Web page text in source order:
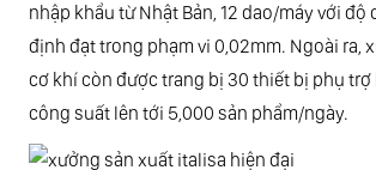
nhập khẩu từ Nhật Bản, 12 dao/máy với độ
định đạt trong phạm vi 0,02mm. Ngoài ra,
cơ khí còn được trang bị 30 thiết bị phụ
công suất lên tới 5,000 sản phẩm/ngày.